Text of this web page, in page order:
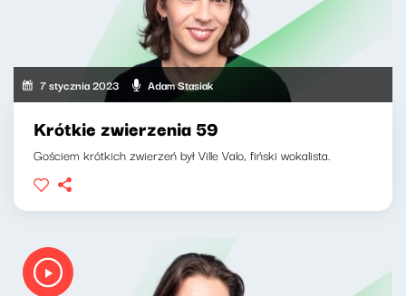
7 stycznia 2023 Adam Stasiak
Krótkie zwierzenia 59
Gościem krótkich zwierzeń był Ville Valo, fiński wokalista.